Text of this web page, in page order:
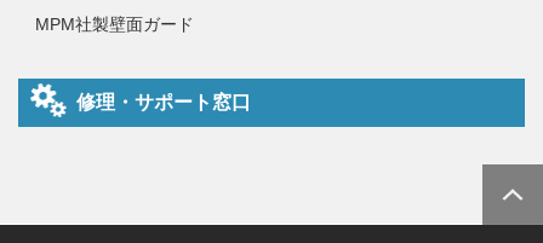
MPM社製壁面ガード
修理・サポート窓口